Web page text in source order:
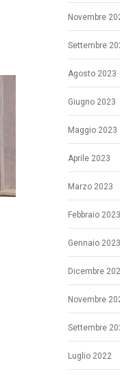
Novembre
Settembre
Agosto 2023
Giugno 2023
Maggio 2023
Aprile 2023
Marzo 2023
Febbraio 2023
Gennaio 2023
Dicembre
Novembre
Settembre
Luglio 2022